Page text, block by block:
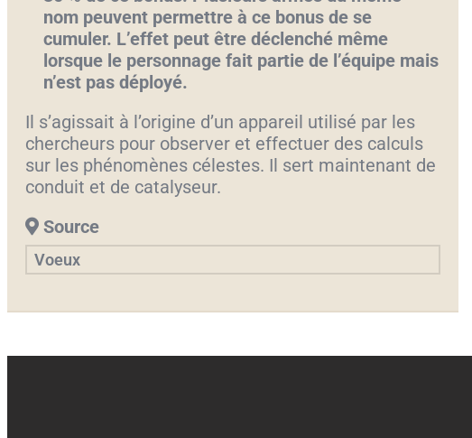
nom peuvent permettre à ce bonus de se
cumuler. L’effet peut être déclenché même
lorsque le personnage fait partie de l’équipe mais
n’est pas déployé.
Il s’agissait à l’origine d’un appareil utilisé par les
chercheurs pour observer et effectuer des calculs
sur les phénomènes célestes. Il sert maintenant de
conduit et de catalyseur.
Source
Voeux